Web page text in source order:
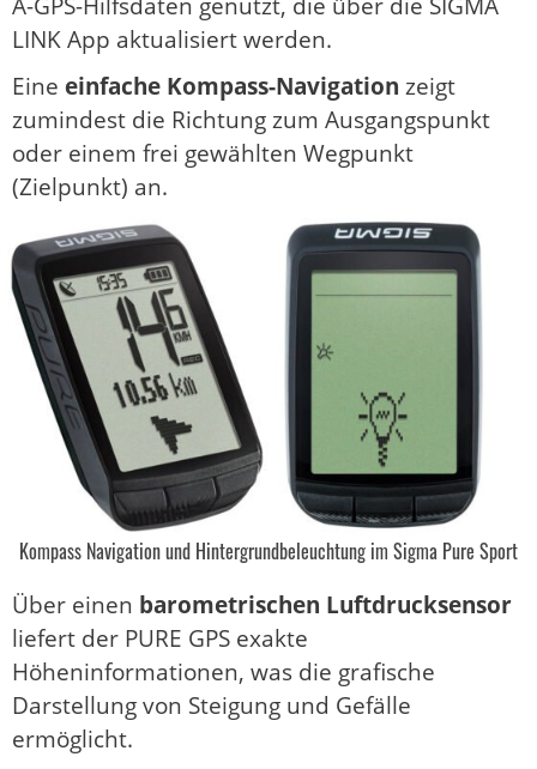
LINK App aktualisiert werden.
Eine einfache Kompass-Navigation zeigt
zumindest die Richtung zum Ausgangspunkt
oder einem frei gewählten Wegpunkt
(Zielpunkt) an.
Kompass Navigation und Hintergrundbeleuchtung im Sigma Pure Sport
Über einen barometrischen Luftdrucksensor
liefert der PURE GPS exakte
Höheninformationen, was die grafische
Darstellung von Steigung und Gefälle
ermöglicht.